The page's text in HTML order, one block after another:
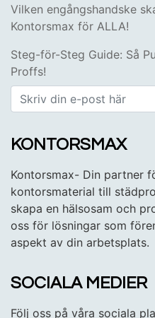
Vilken engångshandske
Kontorsmax för ALLA!
Steg-för-Steg Guide: Så
Proffs!
KONTORSMAX
Kontorsmax- Din partner
kontorsmaterial till
skapa en hälsosam och
oss för lösningar som
aspekt av din arbetsplats.
SOCIALA MEDIER
Följ oss på våra sociala